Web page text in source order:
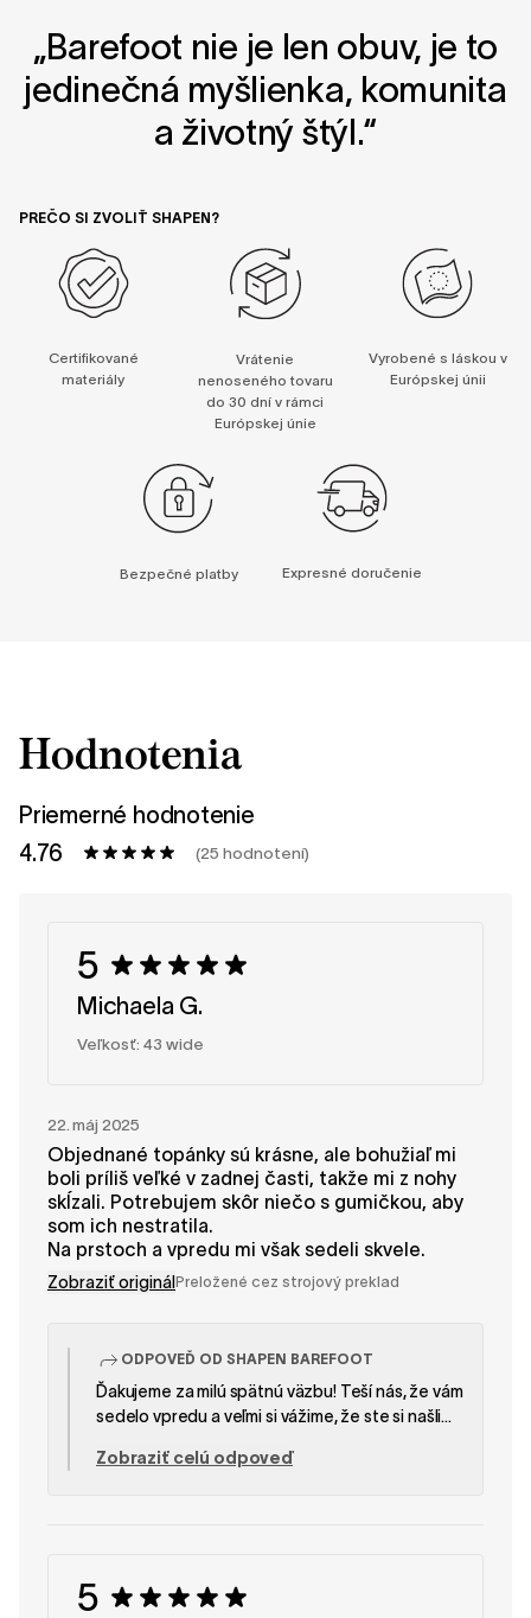
„Barefoot nie je len obuv, je to
jedinečná myšlienka, komunita
a životný štýl.“
PREČO SI ZVOLIŤ SHAPEN?
Certifikované
materiály
Vrátenie
nenoseného tovaru
do 30 dní v rámci
Európskej únie
Vyrobené s láskou v
Európskej únii
Bezpečné platby Expresné doručenie
Hodnotenia
Priemerné hodnotenie
4.76
(25 hodnotení)
5
Michaela G.
Veľkosť: 43 wide
22. máj 2025
Objednané topánky sú krásne, ale bohužiaľ mi
boli príliš veľké v zadnej časti, takže mi z nohy
skĺzali. Potrebujem skôr niečo s gumičkou, aby
som ich nestratila.
Na prstoch a vpredu mi však sedeli skvele.
Zobraziť originál Preložené cez strojový preklad
ODPOVEĎ OD SHAPEN BAREFOOT
Ďakujeme za milú spätnú väzbu! Teší nás, že vám
sedelo vpredu a veľmi si vážime, že ste si našli
SHAPEN
Zobraziť celú odpoveď
5